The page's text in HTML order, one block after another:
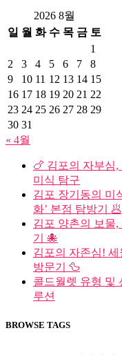
2026 8월
일 월 화 수 목 금 토
1
2
3 4 5 6 7
8
9
10 11 12 13 14 15
16 17 18 19 20 21 22
23 24 25 26 27 28 29
30 31
« 4월
🍗 김포의 자부심
미식 탐구
김포 장기동의 미
화’ 본점 탐방기 🥟
김포 양촌의 보물,
기 🐙
김포의 자존심!
방문기 🦆
콜드월렛 유형 및
루션
BROWSE TAGS